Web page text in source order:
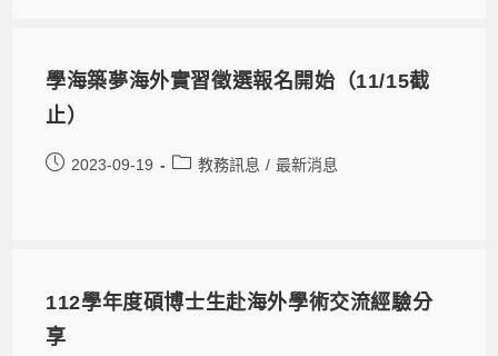
學海築夢海外實習徵選報名開始（11/15截
止）
2023-09-19 教務訊息 / 最新消息
112學年度碩博士生赴海外學術交流經驗分
享